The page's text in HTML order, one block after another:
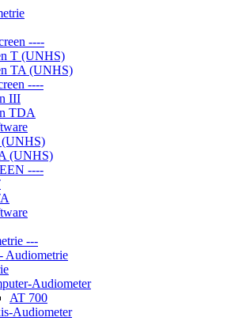
----
T (UNHS)
TA (UNHS)
----
III
TDA
(UNHS)
(UNHS)
----
---
Audiometrie
Audiometer
AT 700
Audiometer